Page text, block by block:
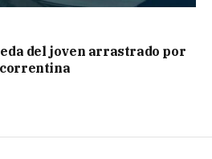
del joven arrastrado por
correntina